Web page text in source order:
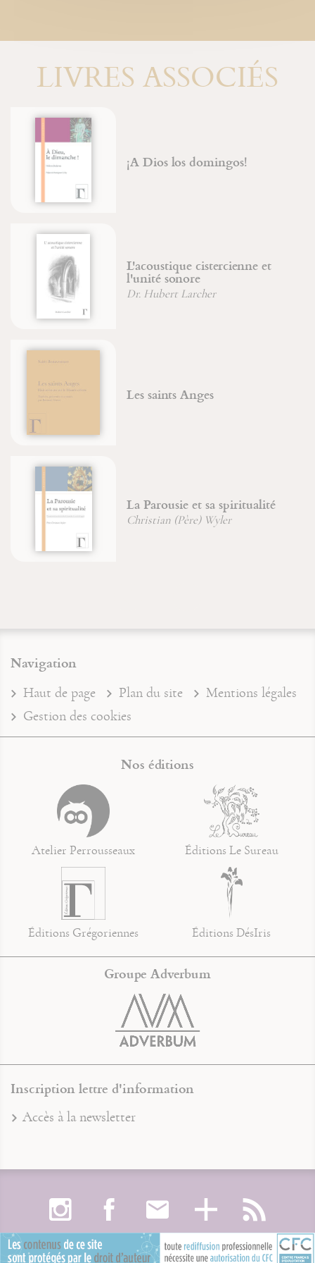
LIVRES ASSOCIÉS
¡A Dios los domingos!
L'acoustique cistercienne et
l'unité sonore
Dr. Hubert Larcher
Les saints Anges
La Parousie et sa spiritualité
Christian (Père) Wyler
Navigation
Haut de page Plan du site
Mentions légales
Gestion des cookies
Nos éditions
Atelier Perrousseaux Éditions Le Sureau
Éditions Grégoriennes Éditions DésIris
Groupe Adverbum
Inscription lettre d'information
Accès à la newsletter